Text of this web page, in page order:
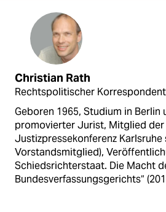
Christian Rath
Rechtspolitischer Korrespondent
Geboren 1965, Studium in Berlin
promovierter Jurist, Mitglied der
Justizpressekonferenz Karlsruhe
Vorstandsmitglied),
Schiedsrichterstaat. Die Macht
Bundesverfassungsgerichts“